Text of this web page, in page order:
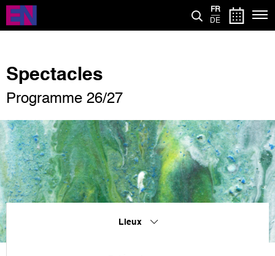
Aller
contenu
FR
DE
Spectacles
Programme 26/27
Lieux